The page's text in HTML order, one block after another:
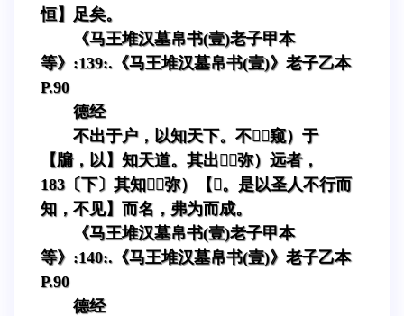
恒】足矣。
《马王堆汉墓帛书(壹)老子甲本
等》:139:.《马王堆汉墓帛书(壹)》老子乙本
P.90
德经
不出于户，以知天下。不（窥）于
【牖，以】知天道。其出（弥）远者，
183〔下〕其知（弥）【。是以圣人不行而
知，不见】而名，弗为而成。
《马王堆汉墓帛书(壹)老子甲本
等》:140:.《马王堆汉墓帛书(壹)》老子乙本
P.90
德经